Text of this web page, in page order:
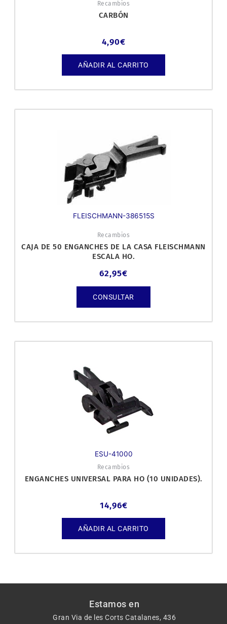
Recambios
CARBÓN
4,90€
AÑADIR AL CARRITO
FLEISCHMANN-386515S
Recambios
CAJA DE 50 ENGANCHES DE LA CASA FLEISCHMANN
ESCALA HO.
62,95€
CONSULTAR
ESU-41000
Recambios
ENGANCHES UNIVERSAL PARA HO (10 UNIDADES).
14,96€
AÑADIR AL CARRITO
Estamos en
Gran Via de les Corts Catalanes, 436